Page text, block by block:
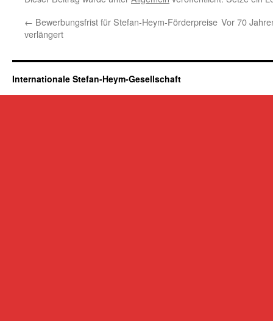
← Bewerbungsfrist für Stefan-Heym-Förderpreise
verlängert
Vor 70
Internationale Stefan-Heym-Gesellschaft